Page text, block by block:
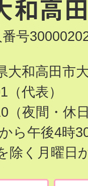
号
和高田市
代表）
（夜間・休
ら午後4時
除く月曜日